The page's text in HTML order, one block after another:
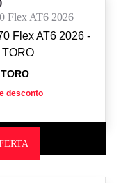
Flex AT6 2026
desconto